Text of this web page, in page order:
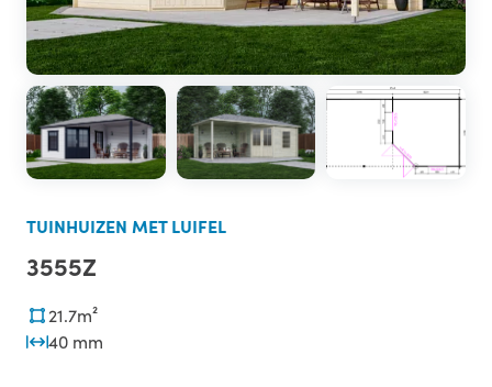
TUINHUIZEN MET LUIFEL
3555Z
21.7m²
40 mm